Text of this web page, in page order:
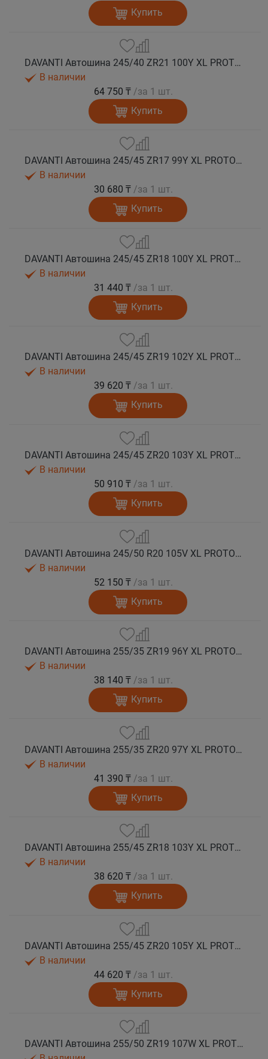
Купить
DAVANTI Автошина 245/40 ZR21 100Y XL PROTOURA SPORT RPR лето
В наличии
64 750 ₸ /за 1 шт.
Купить
DAVANTI Автошина 245/45 ZR17 99Y XL PROTOURA SPORT RPR лето
В наличии
30 680 ₸ /за 1 шт.
Купить
DAVANTI Автошина 245/45 ZR18 100Y XL PROTOURA SPORT RPR лето
В наличии
31 440 ₸ /за 1 шт.
Купить
DAVANTI Автошина 245/45 ZR19 102Y XL PROTOURA SPORT RPR лето
В наличии
39 620 ₸ /за 1 шт.
Купить
DAVANTI Автошина 245/45 ZR20 103Y XL PROTOURA SPORT RPR лето
В наличии
50 910 ₸ /за 1 шт.
Купить
DAVANTI Автошина 245/50 R20 105V XL PROTOURA SPORT RPR лето
В наличии
52 150 ₸ /за 1 шт.
Купить
DAVANTI Автошина 255/35 ZR19 96Y XL PROTOURA SPORT RPR лето
В наличии
38 140 ₸ /за 1 шт.
Купить
DAVANTI Автошина 255/35 ZR20 97Y XL PROTOURA SPORT RPR лето
В наличии
41 390 ₸ /за 1 шт.
Купить
DAVANTI Автошина 255/45 ZR18 103Y XL PROTOURA SPORT RPR лето
В наличии
38 620 ₸ /за 1 шт.
Купить
DAVANTI Автошина 255/45 ZR20 105Y XL PROTOURA SPORT RPR лето
В наличии
44 620 ₸ /за 1 шт.
Купить
DAVANTI Автошина 255/50 ZR19 107W XL PROTOURA SPORT RPR лето